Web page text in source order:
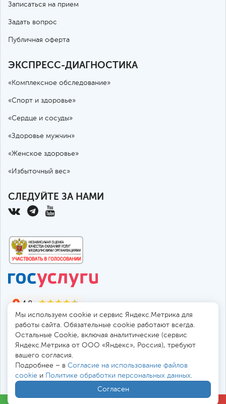
Записаться на прием
Задать вопрос
Публичная оферта
ЭКСПРЕСС-ДИАГНОСТИКА
«Комплексное обследование»
«Спорт и здоровье»
«Сердце и сосуды»
«Здоровье мужчин»
«Женское здоровье»
«Избыточный вес»
СЛЕДУЙТЕ ЗА НАМИ
194017, Россия, Санкт-Петербург, пр. Тореза 72
Безопасная работа черезSSL-соединение
Все ценыв . Мы принимаем к оплате:
Мы используем cookie и сервис Яндекс.Метрика для
работы сайта. Обязательные cookie работают всегда.
Остальные Сookie, включая аналитические (сервис
Яндекс.Метрика от ООО «Яндекс», Россия), требуют
вашего согласия.
Подробнее – в Согласие на использование файлов
cookie и Политике обработки персональных данных.
Согласен